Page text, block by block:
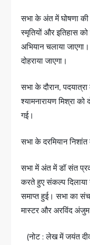
सभा के अंत में घोषणा की
स्मृतियों और इतिहास
अभियान चलाया
दोहराया जाएगा।
सभा के दौरान,
श्यामनारायण मिश्रा
गई।
सभा के दरमियान
सभा में अंत में डॉ संत
करते हुए संकल्प दिलाया
समाप्त हुई। सभा का
मास्टर और अरविंद
(नोट : लेख में जयंत